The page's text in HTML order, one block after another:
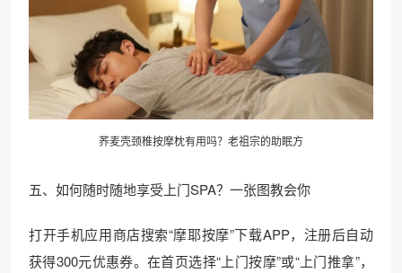
荞麦壳颈椎按摩枕有用吗？老祖宗的助眠方
五、如何随时随地享受上门SPA？一张图教会你
打开手机应用商店搜索“摩耶按摩”下载APP，注册后自动
获得300元优惠券。在首页选择“上门按摩”或“上门推拿”，